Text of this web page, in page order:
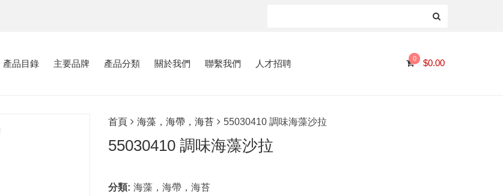
產品目錄 主要品牌 產品分類 關於我們 聯繫我們 人才招聘 0 $0.00
首頁 海藻，海帶，海苔 55030410 調味海藻沙拉
55030410 調味海藻沙拉
分類: 海藻，海帶，海苔